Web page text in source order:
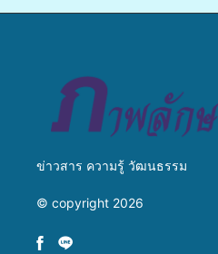
ข่าวสาร ความรู้ วัฒนธรรม
© copyright 2026